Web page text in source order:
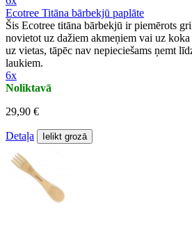
Ecotree Titāna bārbekjū paplāte
Šis Ecotree titāna bārbekjū ir piemērots
novietot uz dažiem akmeņiem vai uz
uz vietas, tāpēc nav nepieciešams ņemt
laukiem.
6x
Noliktavā
29,90 €
Detaļa Ielikt grozā